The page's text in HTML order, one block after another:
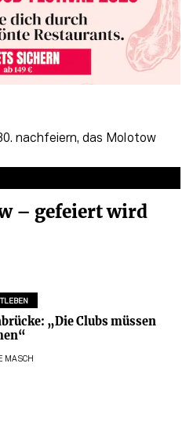
– gefeiert wird
„Die Clubs müssen
MASCH